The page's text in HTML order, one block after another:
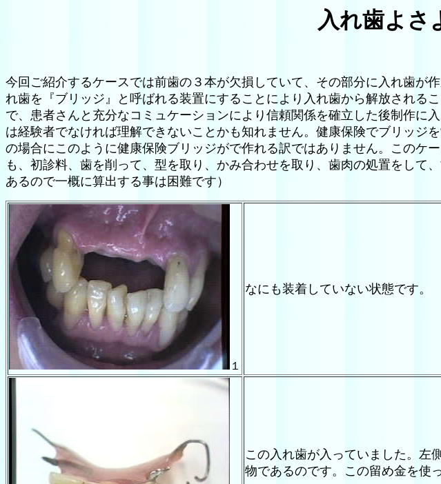
入れ歯よ
今回ご紹介するケースでは前歯の３本が欠損していて、その部分に入れ歯が
れ歯を『ブリッジ』と呼ばれる装置にすることにより入れ歯から解放される
で、患者さんと充分なコミュケーションにより信頼関係を確立した後制作に
は経験者でなければ理解できないことかも知れません。健康保険でブリッジ
の場合にこのように健康保険ブリッジがで作れる訳ではありません。このケ
も、初診料、歯を削って、型を取り、かみ合わせを取り、歯肉の処置をし
あるので一概に算出する事は困難です）
１
なにも装着していない状態です。
この入れ歯が入っていました。左
物であるのです。この留め金を使